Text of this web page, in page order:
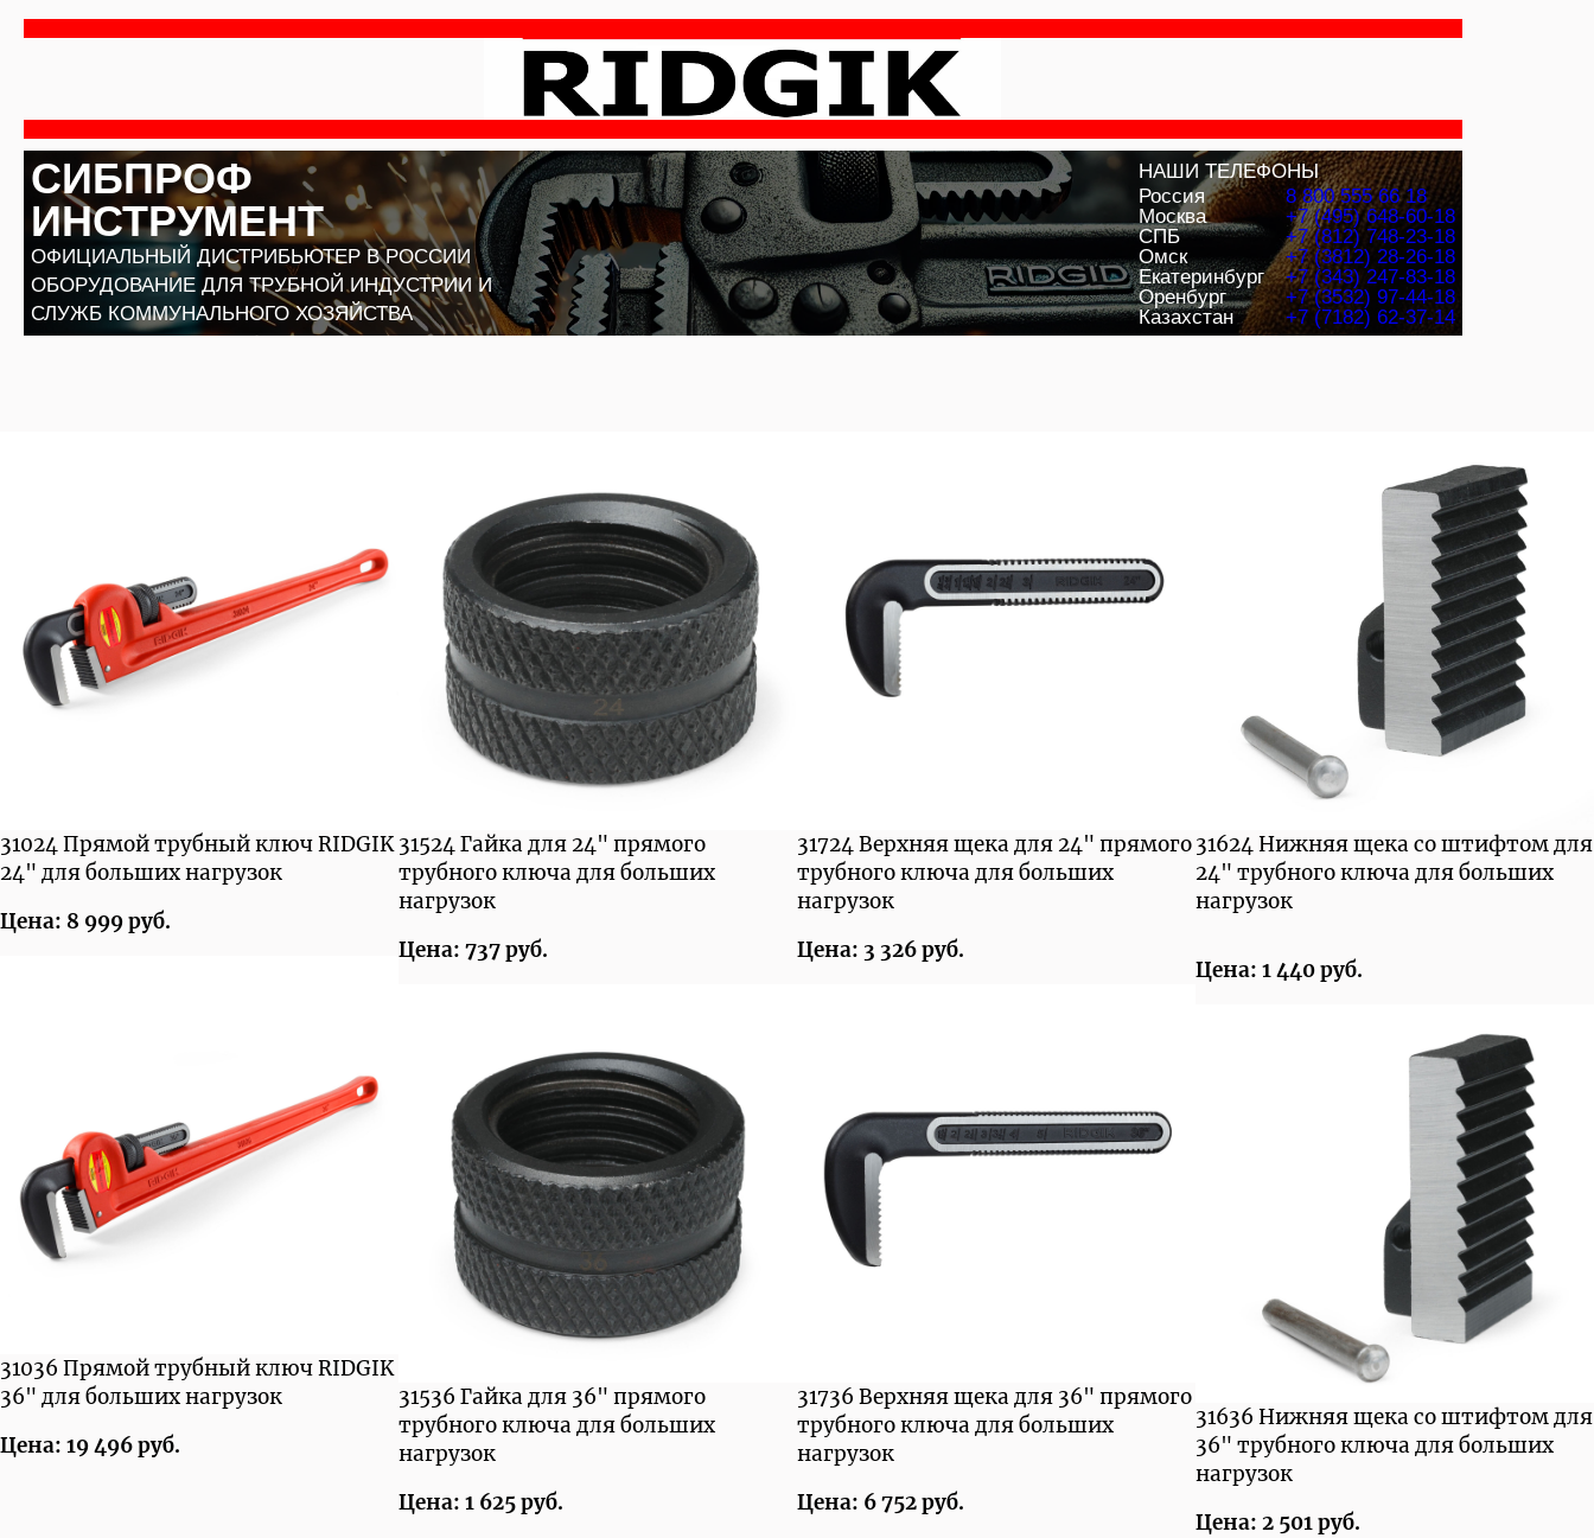
Перейти
СИБПРОФ
ИНСТРУМЕНТ
ОФИЦИАЛЬНЫЙ ДИСТРИБЬЮТЕР В РОССИИ
ОБОРУДОВАНИЕ ДЛЯ ТРУБНОЙ ИНДУСТРИИ И
СЛУЖБ КОММУНАЛЬНОГО ХОЗЯЙСТВА
НАШИ ТЕЛЕФОНЫ
Россия
8 800 555 66 18
Москва
+7 (495) 648-60-18
СПБ
+7 (812) 748-23-18
Омск
+7 (3812) 28-26-18
Екатеринбург
+7 (343) 247-83-18
Оренбург
+7 (3532) 97-44-18
Казахстан
+7 (7182) 62-37-14
31024 Прямой трубный ключ RIDGIK
24" для больших нагрузок
Цена: 8 999 руб.
31036 Прямой трубный ключ RIDGIK
36" для больших нагрузок
Цена: 19 496 руб.
31524 Гайка для 24" прямого
трубного ключа для больших
нагрузок
Цена: 737 руб.
31536 Гайка для 36" прямого
трубного ключа для больших
нагрузок
Цена: 1 625 руб.
31724 Верхняя щека для 24" прямого
трубного ключа для больших
нагрузок
Цена: 3 326 руб.
31736 Верхняя щека для 36" прямого
трубного ключа для больших
нагрузок
Цена: 6 752 руб.
31624 Нижняя щека со штифтом для
24" трубного ключа для больших
нагрузок
Цена: 1 440 руб.
31636 Нижняя щека со штифтом для
36" трубного ключа для больших
нагрузок
Цена: 2 501 руб.